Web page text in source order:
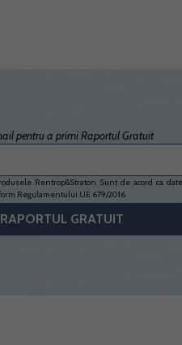
pentru a primi Raportul Gratuit
Rentrop&Straton. Sunt de acord ca
Regulamentului UE 679/2016